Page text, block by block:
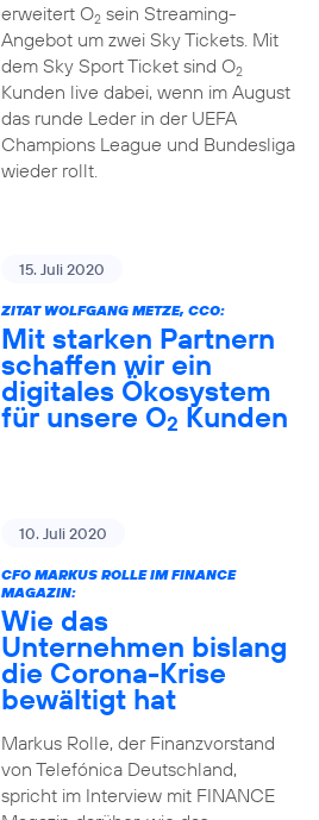
erweitert O2sein Streaming-
Angebot um zwei Sky Tickets. Mit
dem Sky Sport Ticket sind O2
Kunden live dabei, wenn im August
das runde Leder in der UEFA
Champions League und Bundesliga
wieder rollt.
15. Juli 2020
ZITAT WOLFGANG METZE, CCO:
Mit starken Partnern
schaffen wir ein
digitales Ökosystem
für unsere O2 Kunden
10. Juli 2020
CFO MARKUS ROLLE IM FINANCE
MAGAZIN:
Wie das
Unternehmen bislang
die Corona-Krise
bewältigt hat
Markus Rolle, der Finanzvorstand
von Telefónica Deutschland,
spricht im Interview mit FINANCE